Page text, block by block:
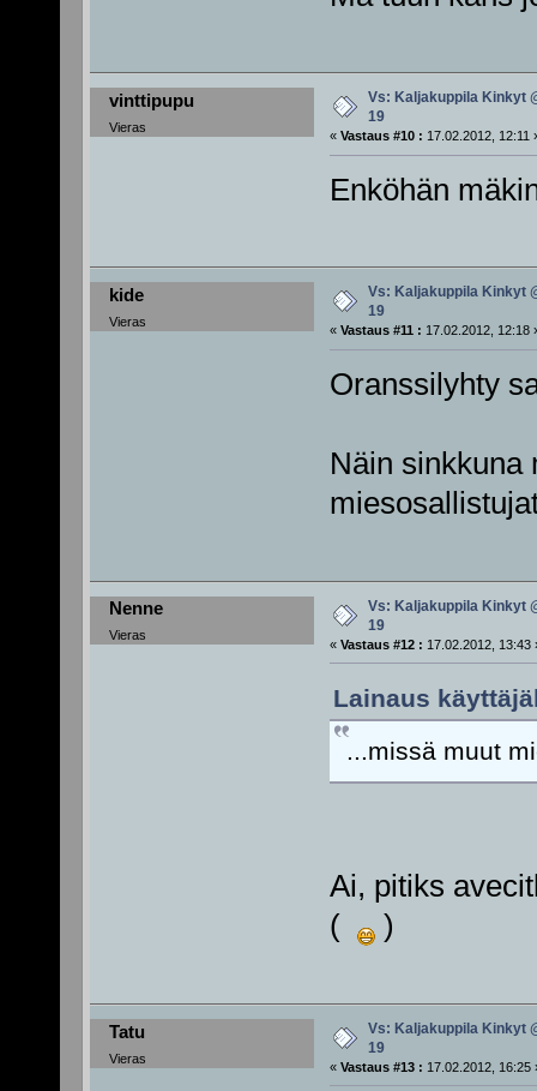
vinttipupu
Vieras
Vs: Kaljakuppila Kinkyt
19
« Vastaus #10 : 17.02.2012, 12:11
Enköhän
kide
Vieras
Vs: Kaljakuppila Kinkyt
19
« Vastaus #11 : 17.02.2012, 12:18
Oranssilyhty
Näin sinkkuna
Nenne
Vieras
Vs: Kaljakuppila Kinkyt
19
« Vastaus #12 : 17.02.2012, 13:43
Lainaus
...missä muut
Ai, pitiks
(
)
Tatu
Vieras
Vs: Kaljakuppila Kinkyt
19
« Vastaus #13 : 17.02.2012, 16:25